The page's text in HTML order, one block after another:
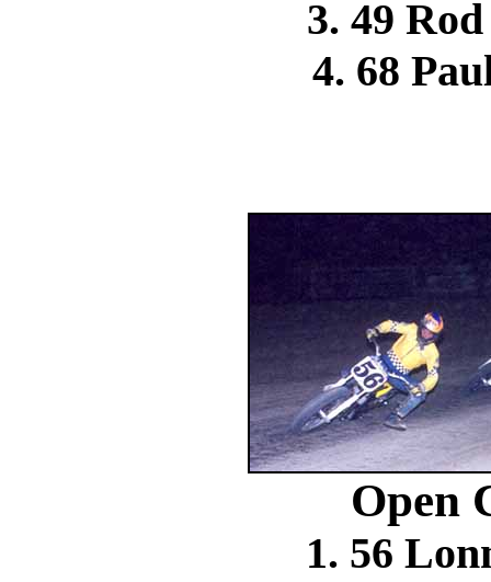
3. 49
4. 68
Open
1. 56